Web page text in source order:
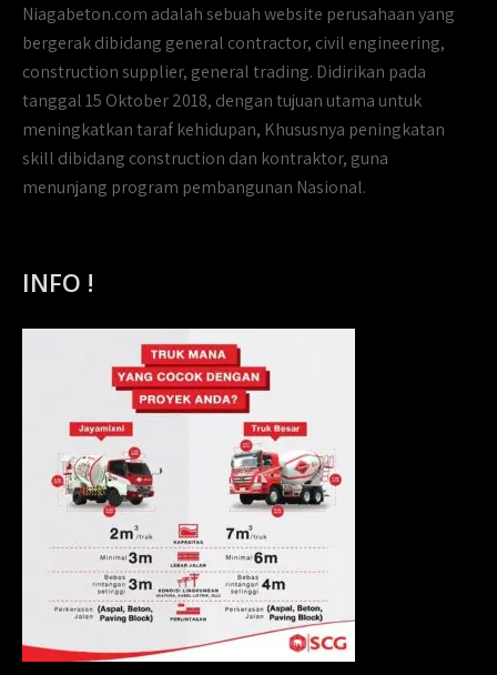
Niagabeton.com adalah sebuah website perusahaan yang
bergerak dibidang general contractor, civil engineering,
construction supplier, general trading. Didirikan pada
tanggal 15 Oktober 2018, dengan tujuan utama untuk
meningkatkan taraf kehidupan, Khususnya peningkatan
skill dibidang construction dan kontraktor, guna
menunjang program pembangunan Nasional.
INFO !